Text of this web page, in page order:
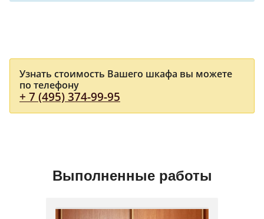
Узнать стоимость Вашего шкафа вы можете
по телефону
+ 7 (495) 374-99-95
Выполненные работы